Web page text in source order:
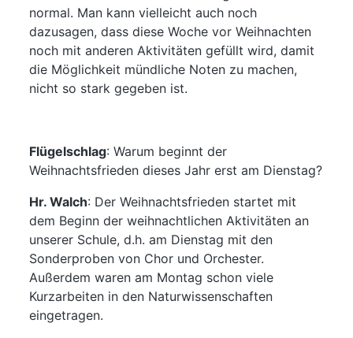
normal. Man kann vielleicht auch noch
dazusagen, dass diese Woche vor Weihnachten
noch mit anderen Aktivitäten gefüllt wird, damit
die Möglichkeit mündliche Noten zu machen,
nicht so stark gegeben ist.
Flügelschlag: Warum beginnt der
Weihnachtsfrieden dieses Jahr erst am Dienstag?
Hr. Walch: Der Weihnachtsfrieden startet mit
dem Beginn der weihnachtlichen Aktivitäten an
unserer Schule, d.h. am Dienstag mit den
Sonderproben von Chor und Orchester.
Außerdem waren am Montag schon viele
Kurzarbeiten in den Naturwissenschaften
eingetragen.